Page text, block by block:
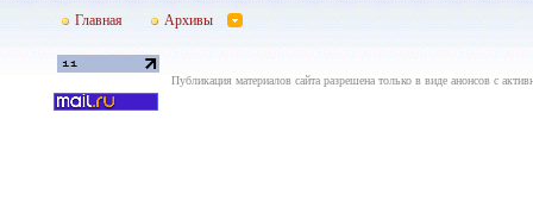
Главная Архивы
Публикация материалов сайта разрешена только в виде анонсов с